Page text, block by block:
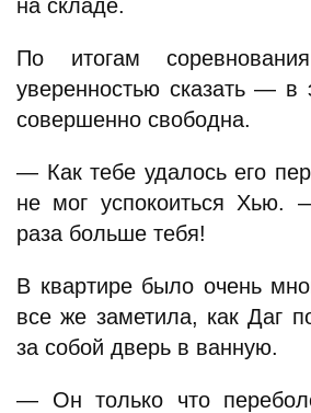
на складе.
По итогам
уверенностью сказать — в
совершенно свободна.
— Как тебе удалось его
не мог успокоиться
раза больше тебя!
В квартире было очень
все же заметила, как Даг
за собой дверь в ванную.
— Он только что